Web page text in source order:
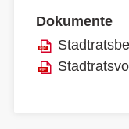
Dokumente